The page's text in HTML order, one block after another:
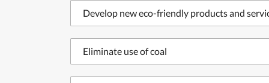
Develop new eco-friendly products and
Eliminate use of coal